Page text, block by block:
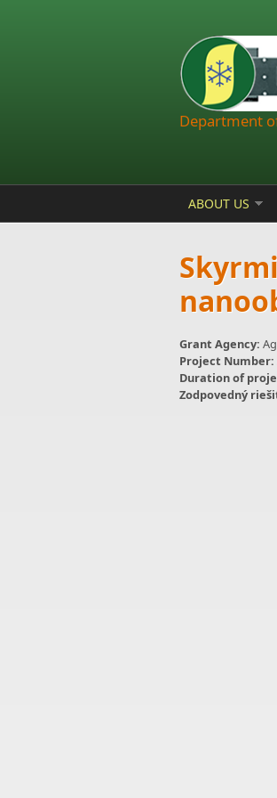
Department
ABOUT US
Grant Agency:
Project Number:
Duration of
Zodpovedný